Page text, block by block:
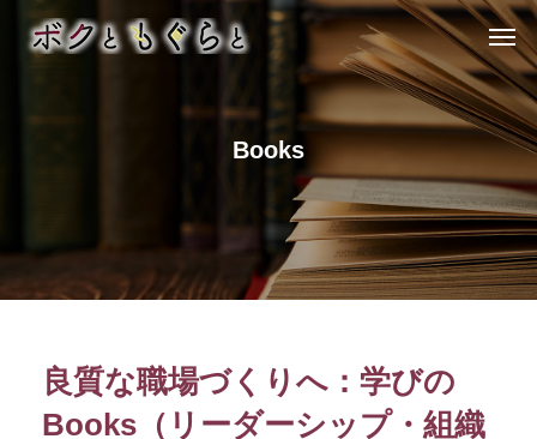
Books
良質な職場づくりへ：学びの
Books（リーダーシップ・組織